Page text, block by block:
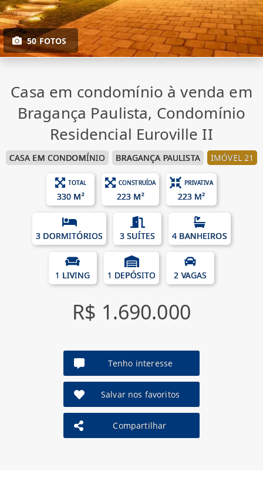
50 FOTOS
Casa em condomínio à venda em
Bragança Paulista, Condomínio
Residencial Euroville II
CASA EM CONDOMÍNIO BRAGANÇA PAULISTA IMÓVEL 21
TOTAL
330 M²
CONSTRUÍDA
223 M²
PRIVATIVA
223 M²
3 DORMITÓRIOS 3 SUÍTES 4 BANHEIROS
1 LIVING 1 DEPÓSITO 2 VAGAS
R$ 1.690.000
Tenho interesse
Salvar nos favoritos
Compartilhar